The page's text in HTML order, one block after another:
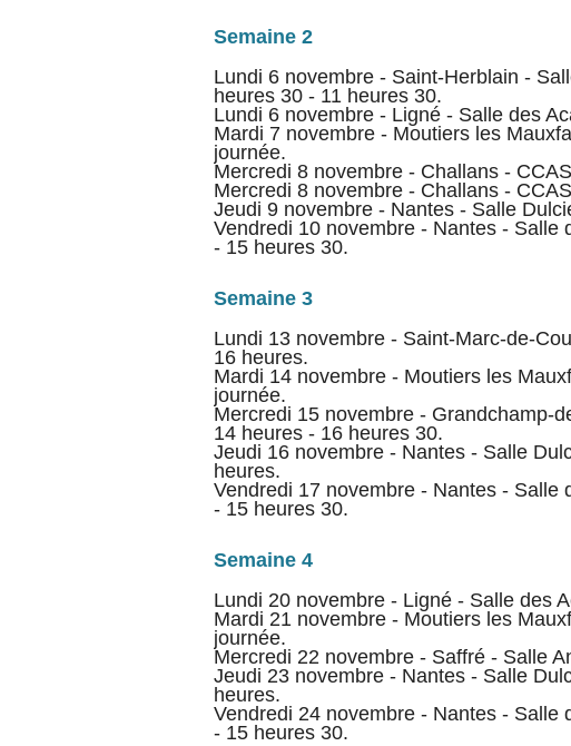
Semaine 2
Lundi 6 novembre - Saint-Herblain -
heures 30 - 11 heures 30.
Lundi 6 novembre - Ligné - Salle des
Mardi 7 novembre - Moutiers les
journée.
Mercredi 8 novembre - Challans -
Mercredi 8 novembre - Challans -
Jeudi 9 novembre - Nantes - Salle
Vendredi 10 novembre - Nantes -
- 15 heures 30.
Semaine 3
Lundi 13 novembre - Saint-Marc-de-
16 heures.
Mardi 14 novembre - Moutiers les
journée.
Mercredi 15 novembre - Grandchamp-
14 heures - 16 heures 30.
Jeudi 16 novembre - Nantes - Salle
heures.
Vendredi 17 novembre - Nantes -
- 15 heures 30.
Semaine 4
Lundi 20 novembre - Ligné - Salle des
Mardi 21 novembre - Moutiers les
journée.
Mercredi 22 novembre - Saffré - Salle
Jeudi 23 novembre - Nantes - Salle
heures.
Vendredi 24 novembre - Nantes -
- 15 heures 30.